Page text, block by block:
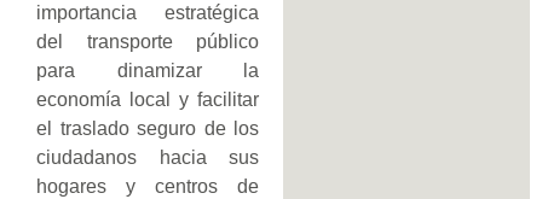
importancia estratégica
del transporte público
para dinamizar la
economía local y facilitar
el traslado seguro de los
ciudadanos hacia sus
hogares y centros de